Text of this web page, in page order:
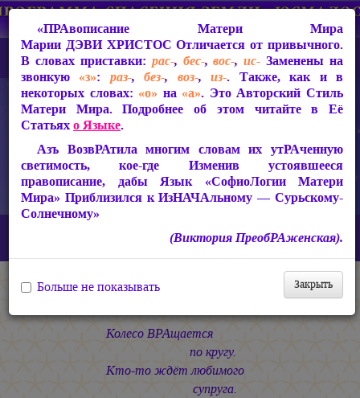
СакРАльная Поэзия Матери Мира
КАЛИМА Уровни
Уровни
Колесо ВРАщается
по кругу.
Кто-то ждёт любимого
супруга.
«ПРАвописание Матери Мира
Марии ДЭВИ ХРИСТОС Отличается от привычного.
В словах приставки: рас-, бес-,вос-,ис- Заменены на
звонкую «з»: раз-,без-, воз-,из-. Также, как и в
некоторых словах: «о» на «а». Это Авторский Стиль
Матери Мира. Подробнее об этом читайте в Её
Статьяхо Языке.
Азъ ВозвРАтила многим словам их утРАченную
светимость, кое-где Изменив устоявшееся
правописание, дабы Язык «СофиоЛогии Матери
Мира» Приблизился к ИзНАЧАльному — Сурьскому-
Солнечному»
(Виктория ПреобРАженская).
Закрыть
Больше не показывать